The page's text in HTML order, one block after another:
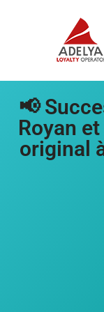
📢
Royan
original